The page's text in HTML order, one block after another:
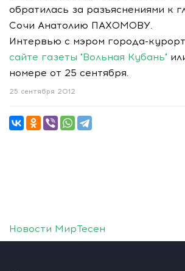
обратилась за разъяснениями к
Сочи Анатолию ПАХОМОВУ.
Интервью с мэром города-
сайте газеты "Вольная Кубань"
номере от 25 сентября.
25 сентября 2012
Новости МирТесен